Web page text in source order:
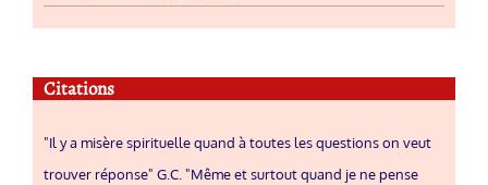
Citations
"Il y a misère spirituelle quand à toutes les questions on veut
trouver réponse" G.C. "Même et surtout quand je ne pense